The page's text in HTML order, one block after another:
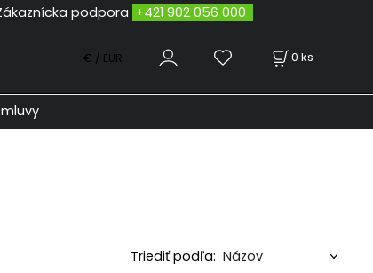
+421 902 056 000
0 ks
€ / EUR
Triediť podľa: